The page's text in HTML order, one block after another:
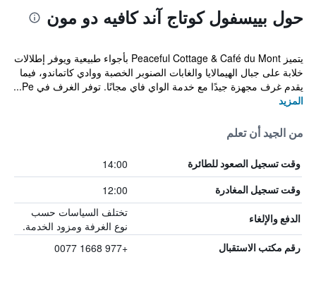
حول بييسفول كوتاج آند كافيه دو مون
يتميز Peaceful Cottage & Café du Mont بأجواء طبيعية ويوفر إطلالات
خلابة على جبال الهيمالايا والغابات الصنوبر الخصبة ووادي كاتماندو، فيما
يقدم غرف مجهزة جيدًا مع خدمة الواي فاي مجانًا. توفر الغرف في Pe...
المزيد
من الجيد أن تعلم
وقت تسجيل الصعود للطائرة 14:00
وقت تسجيل المغادرة 12:00
الدفع والإلغاء
تختلف السياسات حسب
نوع الغرفة ومزود الخدمة.
رقم مكتب الاستقبال +977 1668 0077